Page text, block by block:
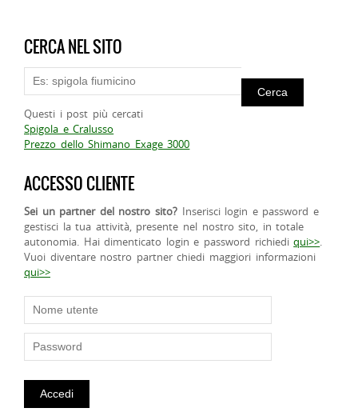
CERCA NEL SITO
Questi i post più cercati
Spigola e Cralusso
Prezzo dello Shimano Exage 3000
ACCESSO CLIENTE
Sei un partner del nostro sito? Inserisci login e password e
gestisci la tua attività, presente nel nostro sito, in totale
autonomia. Hai dimenticato login e password richiediqui>>.
Vuoi diventare nostro partner chiedi maggiori informazioni
qui>>